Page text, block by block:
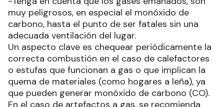
muy peligrosos, en especial el monóxido de
carbono, hasta el punto de ser fatales sin una
adecuada ventilación del lugar.
Un aspecto clave es chequear periódicamente la
correcta combustión en el caso de calefactores
o estufas que funcionan a gas o que implican la
quema de materiales (como hogares a leña), ya
que pueden generar monóxido de carbono (CO).
En el caso de artefactos a gas, se recomienda